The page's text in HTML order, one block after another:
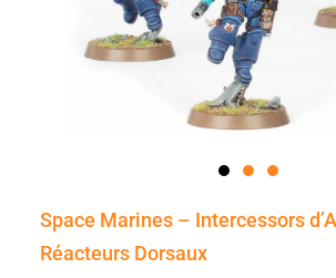
Space Marines – Intercessors
Réacteurs Dorsaux